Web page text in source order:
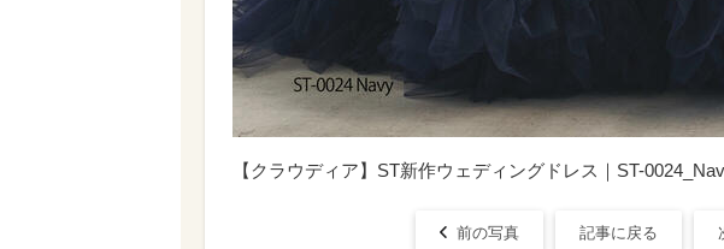
【クラウディア】ST新作ウェディングドレス｜ST-
前の写真 記事に戻る